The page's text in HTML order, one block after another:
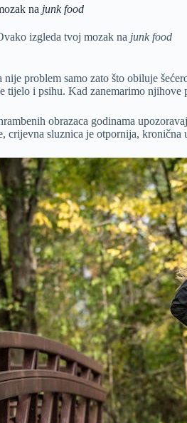
na junk food
izgleda tvoj mozak na junk food
nije problem samo zato što obiluje
tijelo i psihu. Kad zanemarimo
obrazaca godinama
crijevna sluznica je otpornija,